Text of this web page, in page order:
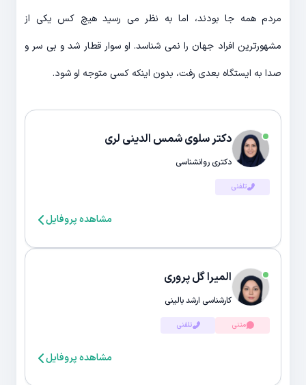
مردم همه جا بودند، اما به نظر می رسید هیچ کس یکی از
مشهورترین افراد جهان را نمی شناسد. او سوار قطار شد و بی سر و
صدا به ایستگاه بعدی رفت، بدون اینکه کسی متوجه او شود.
دکتر سلوی شمس الدینی لری
دکتری روانشناسی
تلفنی
مشاهده پروفایل
المیرا گل پروری
کارشناسی ارشد بالینی
متنی تلفنی
مشاهده پروفایل